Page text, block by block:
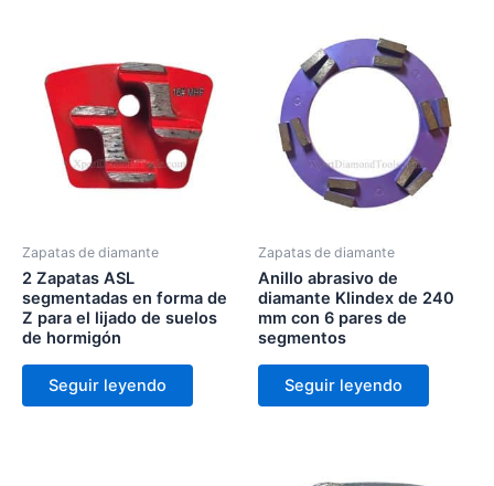
Zapatas de diamante
2 Zapatas ASL
segmentadas en forma de
Z para el lijado de suelos
de hormigón
Seguir leyendo
Zapatas de diamante
Anillo abrasivo de
diamante Klindex de 240
mm con 6 pares de
segmentos
Seguir leyendo